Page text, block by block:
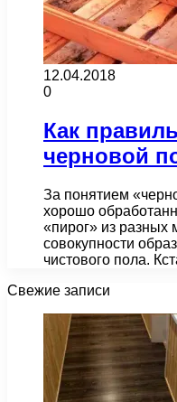
12.04.2018
0
Как
черновой
За понятием
хорошо
«пирог» из разных
совокупности
чистового пола.
Свежие записи